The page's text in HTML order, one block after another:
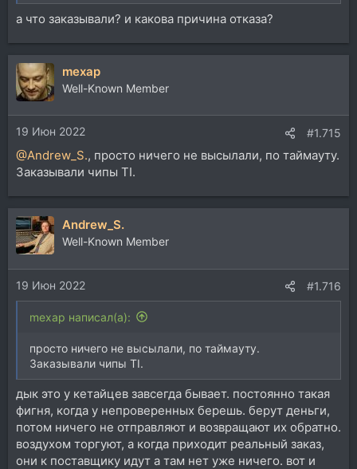
а что заказывали? и какова причина отказа?
mexap
Well-Known Member
19 Июн 2022 #1.715
@Andrew_S., просто ничего не высылали, по таймауту.
Заказывали чипы TI.
Andrew_S.
Well-Known Member
19 Июн 2022 #1.716
mexap написал(а):
просто ничего не высылали, по таймауту.
Заказывали чипы TI.
дык это у кетайцев завсегда бывает. постоянно такая
фигня, когда у непроверенных берешь. берут деньги,
потом ничего не отправляют и возвращают их обратно.
воздухом торгуют, а когда приходит реальный заказ,
они к поставщику идут а там нет уже ничего. вот и